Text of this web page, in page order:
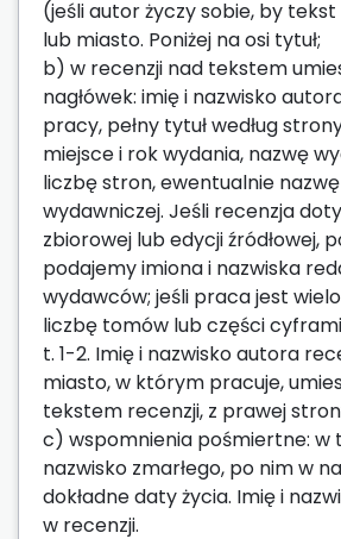
(jeśli autor życzy sobie, by
lub miasto. Poniżej na osi tytuł;
b) w recenzji nad tekstem
nagłówek: imię i nazwisko
pracy, pełny tytuł według
miejsce i rok wydania, nazwę
liczbę stron, ewentualnie
wydawniczej. Jeśli recenzja
zbiorowej lub edycji źródłowej,
podajemy imiona i nazwiska
wydawców; jeśli praca jest
liczbę tomów lub części
t. 1-2. Imię i nazwisko autora
miasto, w którym pracuje,
tekstem recenzji, z prawej
c) wspomnienia pośmiertne: w
nazwisko zmarłego, po nim w
dokładne daty życia. Imię i
w recenzji.